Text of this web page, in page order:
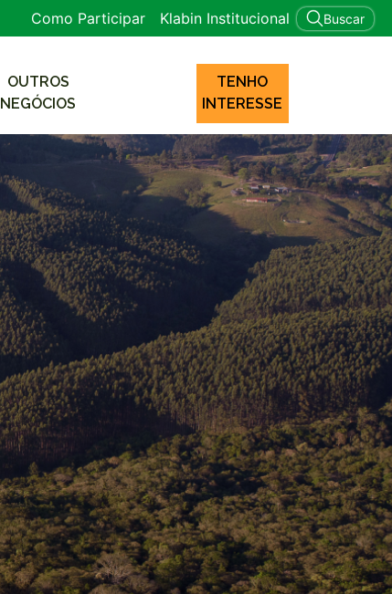
Como Participar Klabin Institucional Buscar
OUTROS
NEGÓCIOS
TENHO
INTERESSE